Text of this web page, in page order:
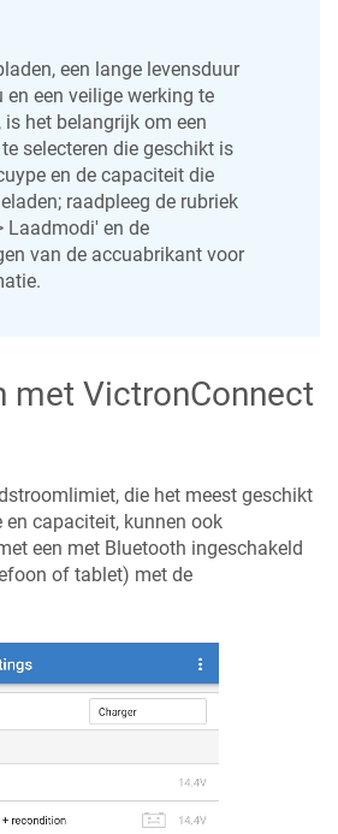
een lange levensduur
en een veilige werking te
is het belangrijk om een
selecteren die geschikt is
en de capaciteit die
raadpleeg de rubriek
Laadmodi' en de
van de accuabrikant voor
met VictronConnect
die het meest geschikt
capaciteit, kunnen ook
een met Bluetooth ingeschakeld
of tablet) met de